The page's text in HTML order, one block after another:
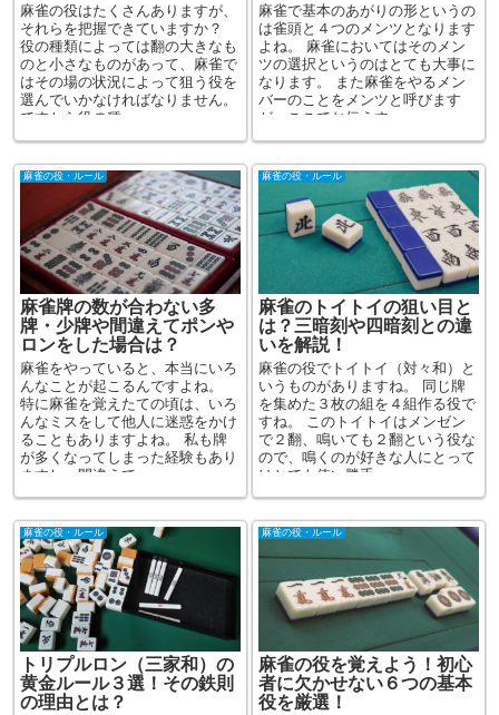
麻雀の役はたくさんありますが、
それらを把握できていますか？
役の種類によっては翻の大きなも
のと小さなものがあって、麻雀で
はその場の状況によって狙う役を
選んでいかなければなりません。
ですから役の種...
麻雀で基本のあがりの形というの
は雀頭と４つのメンツとなります
よね。 麻雀においてはそのメン
ツの選択というのはとても大事に
なります。 また麻雀をやるメン
バーのことをメンツと呼びます
が、ここでお伝えす...
麻雀の役・ルール
麻雀牌の数が合わない多
牌・少牌や間違えてポンや
ロンをした場合は？
麻雀をやっていると、本当にいろ
んなことが起こるんですよね。
特に麻雀を覚えたての頃は、いろ
んなミスをして他人に迷惑をかけ
ることもありますよね。 私も牌
が多くなってしまった経験もあり
ますし、間違えて...
麻雀の役・ルール
麻雀のトイトイの狙い目と
は？三暗刻や四暗刻との違
いを解説！
麻雀の役でトイトイ（対々和）と
いうものがありますね。 同じ牌
を集めた３枚の組を４組作る役で
すね。 このトイトイはメンゼン
で２翻、鳴いても２翻という役な
ので、鳴くのが好きな人にとって
はとても使い勝手...
麻雀の役・ルール
トリプルロン（三家和）の
黄金ルール３選！その鉄則
の理由とは？
麻雀の役・ルール
麻雀の役を覚えよう！初心
者に欠かせない６つの基本
役を厳選！